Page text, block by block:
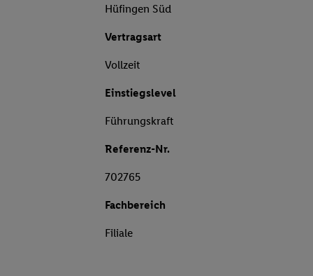
Hüfingen Süd
Vertragsart
Vollzeit
Einstiegslevel
Führungskraft
Referenz-Nr.
702765
Fachbereich
Filiale